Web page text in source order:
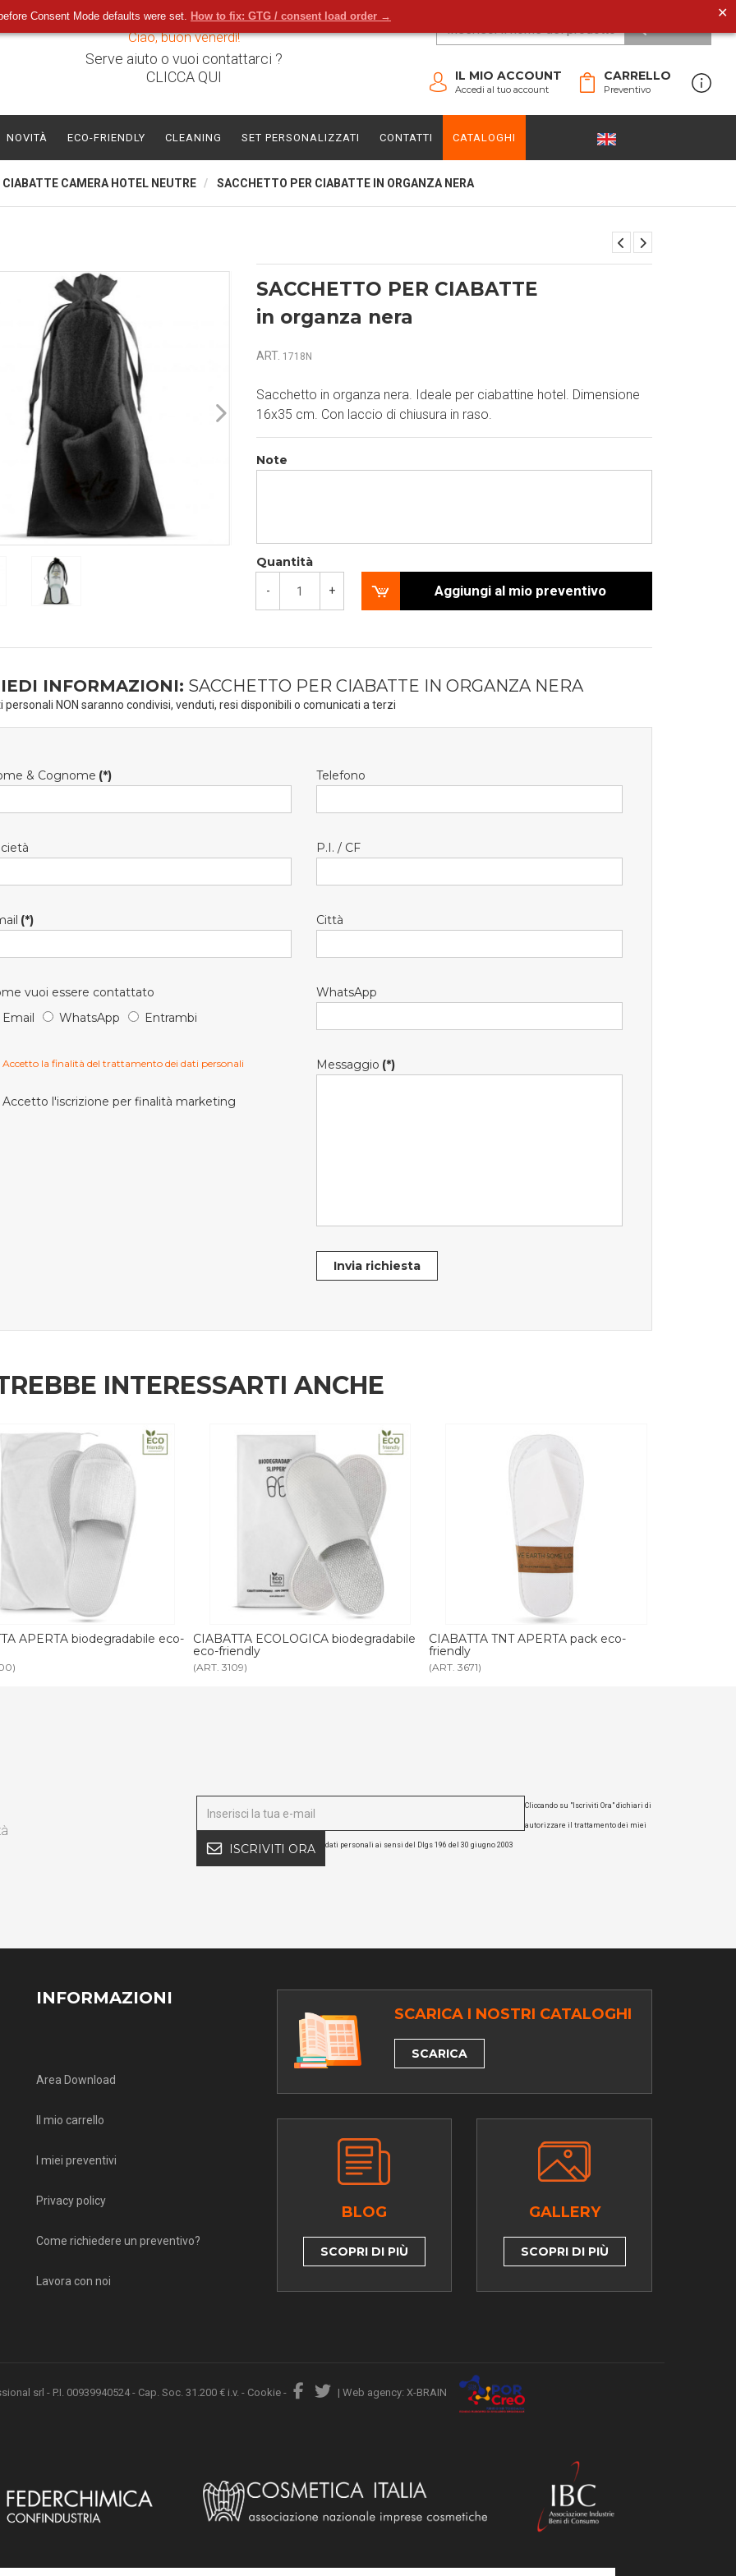
Consent Mode defaults were set. How to fix: GTG / consent load order → ✕
Ciao, buon venerdì!
Serve aiuto o vuoi contattarci ?
CLICCA QUI
CARRELLO
Preventivo
IL MIO ACCOUNT
Accedi al tuo account
NOVITÀ ECO-FRIENDLY CLEANING SET PERSONALIZZATI CONTATTI CATALOGHI
CIABATTE CAMERA HOTEL NEUTRE SACCHETTO PER CIABATTE IN ORGANZA NERA
SACCHETTO PER CIABATTE
in organza nera
ART. 1718N
Sacchetto in organza nera. Ideale per ciabattine hotel. Dimensione
16x35 cm. Con laccio di chiusura in raso.
Note
Quantità
- + Aggiungi al mio preventivo
INFORMAZIONI: SACCHETTO PER CIABATTE IN ORGANZA NERA
personali NON saranno condivisi, venduti, resi disponibili o comunicati a terzi
& Cognome (*) Telefono
P.I. / CF
(*) Città
vuoi essere contattato
Email
WhatsApp Entrambi
WhatsApp
Accetto la finalità del trattamento dei dati personali
Accetto l'iscrizione per finalità marketing
Messaggio (*)
Invia richiesta
INTERESSARTI ANCHE
ECOLOGICA biodegradabile
CIABATTA TNT APERTA pack eco-
friendly
(ART. 3671)
CIABATTA TNT CHIUSA pack eco-
friendly
(ART. 3511)
ISCRIVITI ORA
Cliccando su "Iscriviti Ora" dichiari di
autorizzare il trattamento dei miei
dati personali ai sensi del Dlgs 196 del 30 giugno 2003
INFORMAZIONI
Area Download
Il mio carrello
I miei preventivi
Privacy policy
Come richiedere un preventivo?
Lavora con noi
SCARICA I NOSTRI CATALOGHI
SCARICA
BLOG
SCOPRI DI PIÙ
GALLERY
SCOPRI DI PIÙ
srl - P.I. 00939940524 - Cap. Soc. 31.200 € i.v. - Cookie - | Web agency: X-BRAIN